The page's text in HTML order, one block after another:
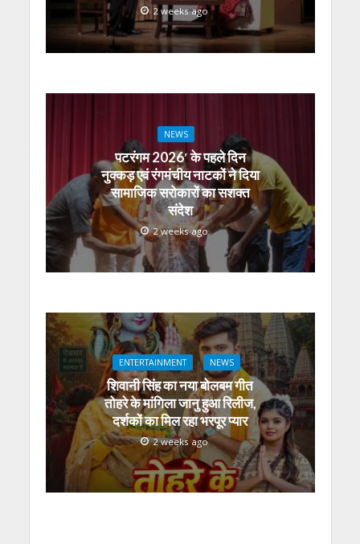
2 weeks ago
NEWS
पटरंगम 2026′ के पहले दिन
नुक्कड़ एवं रंगमंचीय नाटकों ने दिया
सामाजिक सरोकारों का सशक्त
संदेश
2 weeks ago
ENTERTAINMENT NEWS
शिवानी सिंह का नया बोलबम गीत
तोहरे के मांगिला जानु हुआ रिलीज,
दर्शकों का मिल रहा भरपूर प्यार
2 weeks ago